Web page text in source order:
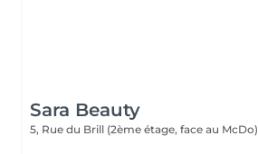
Sara Beauty
5, Rue du Brill (2ème étage, face au McDo)